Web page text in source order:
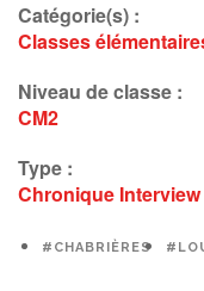
Catégorie(s) :
Classes
Niveau de classe :
CM2
Type :
Chronique Interview
#CHABRIÈRES